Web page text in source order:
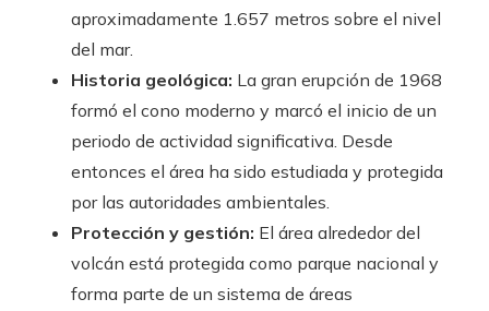
aproximadamente 1.657 metros sobre el nivel
del mar.
Historia geológica: La gran erupción de 1968
formó el cono moderno y marcó el inicio de un
periodo de actividad significativa. Desde
entonces el área ha sido estudiada y protegida
por las autoridades ambientales.
Protección y gestión: El área alrededor del
volcán está protegida como parque nacional y
forma parte de un sistema de áreas